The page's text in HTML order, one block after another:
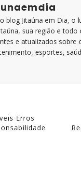
blog Jitaúna em Dia, o
sua região e
e atualizados
esportes,
Erros